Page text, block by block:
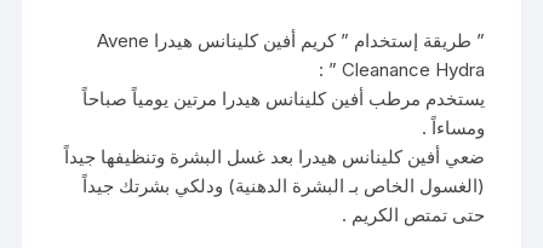
” طريقة إستخدام ” كريم أفين كلينانس هيدرا Avene
Cleanance Hydra ” :
يستخدم مرطب أفين كلينانس هيدرا مرتين يومياً صباحاً
ومساءاً .
ضعي أفين كلينانس هيدرا بعد غسل البشرة وتنظيفها جيداً
(الغسول الخاص بـ البشرة الدهنية) ودلكي بشرتك جيداً
حتى تمتص الكريم .